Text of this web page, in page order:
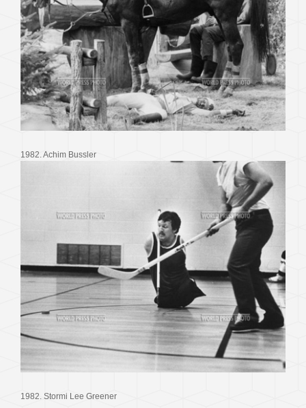
1982. Achim Bussler
1982. Stormi Lee Greener